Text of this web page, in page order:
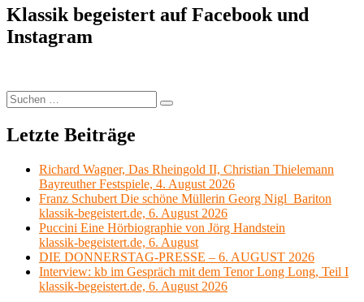
Klassik begeistert auf Facebook und
Instagram
Suchen
nach:
Suchen
Letzte Beiträge
Richard Wagner, Das Rheingold II, Christian Thielemann
Bayreuther Festspiele, 4. August 2026
Franz Schubert Die schöne Müllerin Georg Nigl Bariton
klassik-begeistert.de, 6. August 2026
Puccini Eine Hörbiographie von Jörg Handstein
klassik-begeistert.de, 6. August
DIE DONNERSTAG-PRESSE – 6. AUGUST 2026
Interview: kb im Gespräch mit dem Tenor Long Long, Teil I
klassik-begeistert.de, 6. August 2026